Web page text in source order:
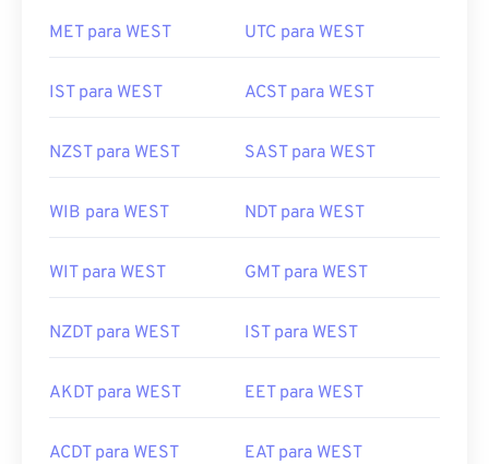
MET para WEST UTC para WEST
IST para WEST ACST para WEST
NZST para WEST SAST para WEST
WIB para WEST NDT para WEST
WIT para WEST GMT para WEST
NZDT para WEST IST para WEST
AKDT para WEST EET para WEST
ACDT para WEST EAT para WEST